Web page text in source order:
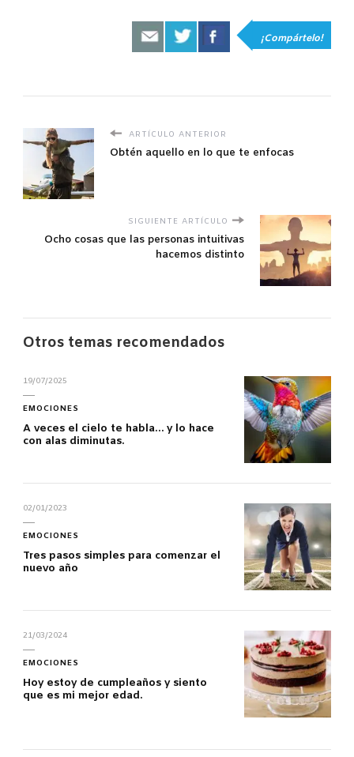
¡Compártelo!
ARTÍCULO ANTERIOR
Obtén aquello en lo que te enfocas
SIGUIENTE ARTÍCULO
Ocho cosas que las personas intuitivas
hacemos distinto
Otros temas recomendados
19/07/2025
EMOCIONES
A veces el cielo te habla… y lo hace
con alas diminutas.
02/01/2023
EMOCIONES
Tres pasos simples para comenzar el
nuevo año
21/03/2024
EMOCIONES
Hoy estoy de cumpleaños y siento
que es mi mejor edad.